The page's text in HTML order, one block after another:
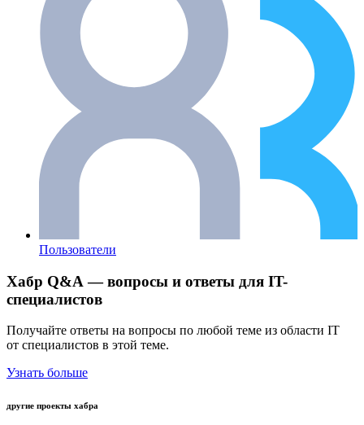
Пользователи
Хабр Q&A — вопросы и ответы для IT-
специалистов
Получайте ответы на вопросы по любой теме из области IT
от специалистов в этой теме.
Узнать больше
другие проекты хабра